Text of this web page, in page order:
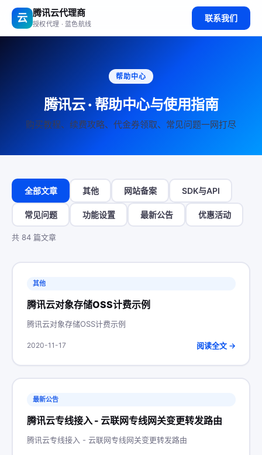
云 腾讯云代理商
授权代理 · 蓝色航线
联系我们
帮助中心
腾讯云 · 帮助中心与使用指南
购买教程、续费攻略、代金券领取、常见问题一网打尽
全部文章 其他 网站备案 SDK与API
常见问题 功能设置 最新公告 优惠活动
共 84 篇文章
其他
腾讯云对象存储OSS计费示例
腾讯云对象存储OSS计费示例
2020-11-17 阅读全文 →
最新公告
腾讯云专线接入 - 云联网专线网关变更转发路由
腾讯云专线接入 - 云联网专线网关变更转发路由